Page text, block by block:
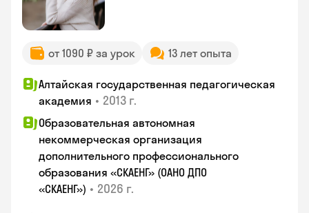
от 1090 ₽ за урок 13 лет опыта
Алтайская государственная педагогическая
академия • 2013 г.
Образовательная автономная
некоммерческая организация
дополнительного профессионального
образования «СКАЕНГ» (ОАНО ДПО
«СКАЕНГ») • 2026 г.